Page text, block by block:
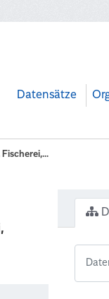
Datensätze